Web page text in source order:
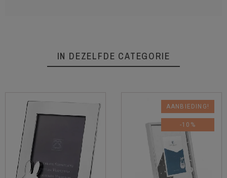
IN DEZELFDE CATEGORIE
AANBIEDING!
-10%